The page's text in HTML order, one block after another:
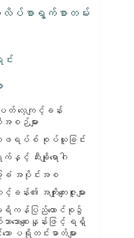
ပ်စာရွက်စာတမ်း
င်း
တ် လေ့ကျင့်ခန်း
စဉ်များ
စဖရပ်စ် စုပ်ယူခြင်း
နှင့် ဆီးချိုရောဂါ
ေခံ အပိုင်းအစ
ခန်း၏ အကျိုးကျေးဇူးများ
ရိကန်ပြည်ထောင်စု၌
ာသောစျေးနှုန်းဖြင့် ရရှိ
ော ပရိုတင်းဓာတ်များ